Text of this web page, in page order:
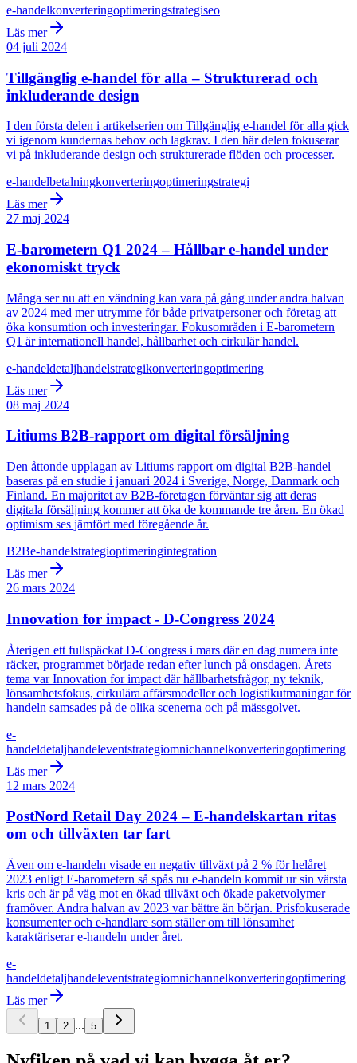
e-handelkonverteringoptimeringstrategiseo
Läs mer
04 juli 2024
Tillgänglig e-handel för alla – Strukturerad och
inkluderande design
I den första delen i artikelserien om Tillgänglig e-handel för alla gick
vi igenom kundernas behov och lagkrav. I den här delen fokuserar
vi på inkluderande design och strukturerade flöden och processer.
e-handelbetalningkonverteringoptimeringstrategi
Läs mer
27 maj 2024
E-barometern Q1 2024 – Hållbar e-handel under
ekonomiskt tryck
Många ser nu att en vändning kan vara på gång under andra halvan
av 2024 med mer utrymme för både privatpersoner och företag att
öka konsumtion och investeringar. Fokusområden i E-barometern
Q1 är internationell handel, hållbarhet och cirkulär handel.
e-handeldetaljhandelstrategikonverteringoptimering
Läs mer
08 maj 2024
Litiums B2B-rapport om digital försäljning
Den åttonde upplagan av Litiums rapport om digital B2B-handel
baseras på en studie i januari 2024 i Sverige, Norge, Danmark och
Finland. En majoritet av B2B-företagen förväntar sig att deras
digitala försäljning kommer att öka de kommande tre åren. En ökad
optimism ses jämfört med föregående år.
B2Be-handelstrategioptimeringintegration
Läs mer
26 mars 2024
Innovation for impact - D-Congress 2024
Återigen ett fullspäckat D-Congress i mars där en dag numera inte
räcker, programmet började redan efter lunch på onsdagen. Årets
tema var Innovation for impact där hållbarhetsfrågor, ny teknik,
lönsamhetsfokus, cirkulära affärsmodeller och logistikutmaningar för
handeln samsades på de olika scenerna och på mässgolvet.
e-
handeldetaljhandeleventstrategiomnichannelkonverteringoptimering
Läs mer
12 mars 2024
PostNord Retail Day 2024 – E-handelskartan ritas
om och tillväxten tar fart
Även om e-handeln visade en negativ tillväxt på 2 % för helåret
2023 enligt E-barometern så spås nu e-handeln kommit ur sin värsta
kris och är på väg mot en ökad tillväxt och ökade paketvolymer
framöver. Andra halvan av 2023 var bättre än början. Prisfokuserade
konsumenter och e-handlare som ställer om till lönsamhet
karaktäriserar e-handeln under året.
e-
handeldetaljhandeleventstrategiomnichannelkonverteringoptimering
Läs mer
1 2 ... 5